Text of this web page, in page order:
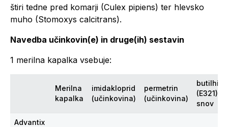
štiri tedne pred komarji (Culex pipiens) ter hlevsko
muho (Stomoxys calcitrans).
Navedba učinkovin(e) in druge(ih) sestavin
1 merilna kapalka vsebuje:
Merilna
kapalka
imidakloprid
(učinkovina)
permetrin
(učinkovina)
(E321) -
snov
Advantix